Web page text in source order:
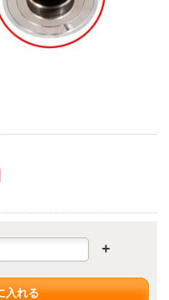
+
入れる